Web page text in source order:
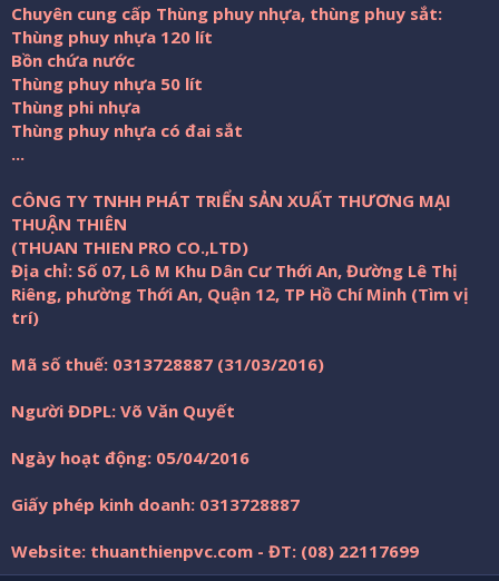
Chuyên cung cấp Thùng phuy nhựa, thùng phuy sắt:
Thùng phuy nhựa 120 lít
Bồn chứa nước
Thùng phuy nhựa 50 lít
Thùng phi nhựa
Thùng phuy nhựa có đai sắt
...
CÔNG TY TNHH PHÁT TRIỂN SẢN XUẤT THƯƠNG MẠI
THUẬN THIÊN
(THUAN THIEN PRO CO.,LTD)
Địa chỉ: Số 07, Lô M Khu Dân Cư Thới An, Đường Lê Thị
Riêng, phường Thới An, Quận 12, TP Hồ Chí Minh (Tìm vị
trí)
Mã số thuế: 0313728887 (31/03/2016)
Người ĐDPL: Võ Văn Quyết
Ngày hoạt động: 05/04/2016
Giấy phép kinh doanh: 0313728887
Website: thuanthienpvc.com - ĐT: (08) 22117699